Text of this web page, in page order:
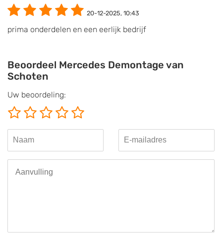
20-12-2025, 10:43
prima onderdelen en een eerlijk bedrijf
Beoordeel Mercedes Demontage van
Schoten
Uw beoordeling: